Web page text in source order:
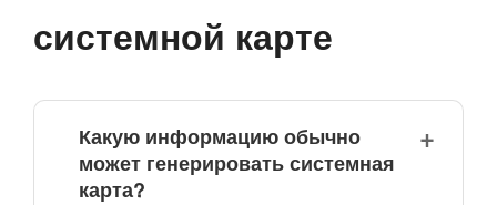
системной карте
Какую информацию обычно
может генерировать системная
карта?